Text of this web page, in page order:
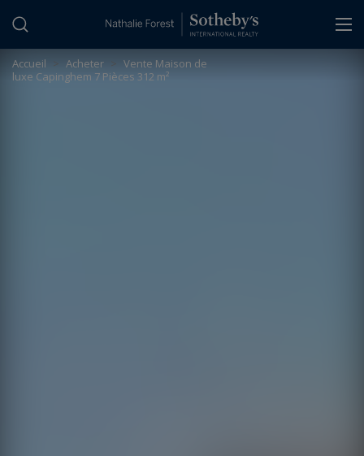
Accueil > Acheter > Vente Maison de
luxe Capinghem 7 Pièces 312 m²